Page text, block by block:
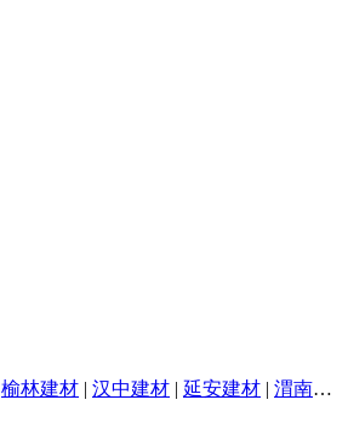
榆林建材 | 汉中建材 | 延安建材 | 渭南建材